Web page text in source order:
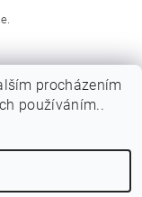
procházením
používáním..